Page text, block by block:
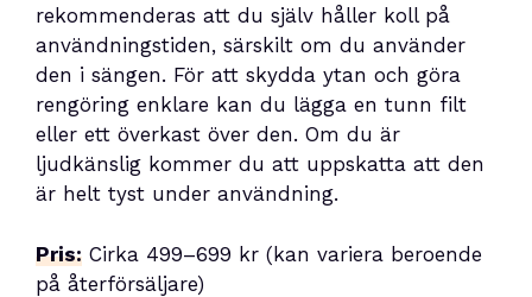
rekommenderas att du själv håller koll på
användningstiden, särskilt om du använder
den i sängen. För att skydda ytan och göra
rengöring enklare kan du lägga en tunn filt
eller ett överkast över den. Om du är
ljudkänslig kommer du att uppskatta att den
är helt tyst under användning.
Pris: Cirka 499–699 kr (kan variera beroende
på återförsäljare)